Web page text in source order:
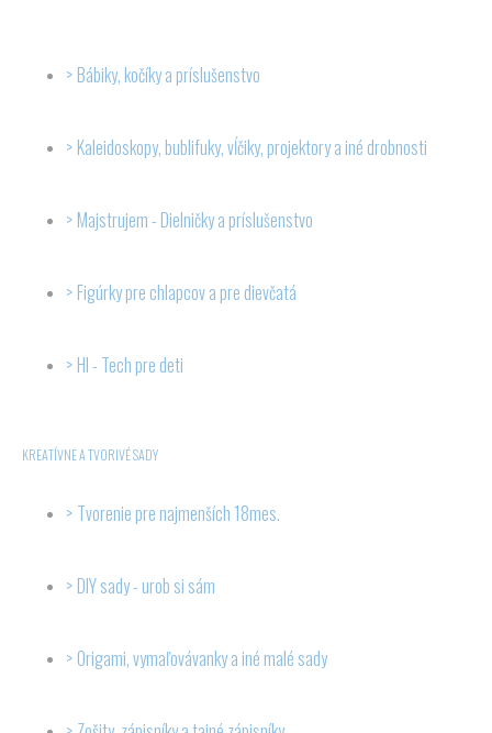
Bábiky, kočíky a príslušenstvo
Kaleidoskopy, bublifuky, vĺčiky, projektory a iné drobnosti
Majstrujem - Dielničky a príslušenstvo
Figúrky pre chlapcov a pre dievčatá
HI - Tech pre deti
KREATÍVNE A TVORIVÉ SADY
Tvorenie pre najmenších 18mes.
DIY sady - urob si sám
Origami, vymaľovávanky a iné malé sady